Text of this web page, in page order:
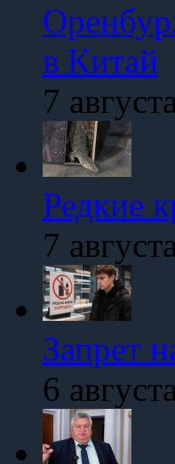
в Китай
7
Редкие
7
Запрет
6